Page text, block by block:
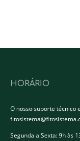
HORÁRIO
O nosso suporte técnico
Segunda a Sexta: 9h às